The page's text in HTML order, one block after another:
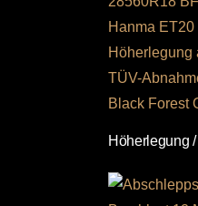
Höherlegung